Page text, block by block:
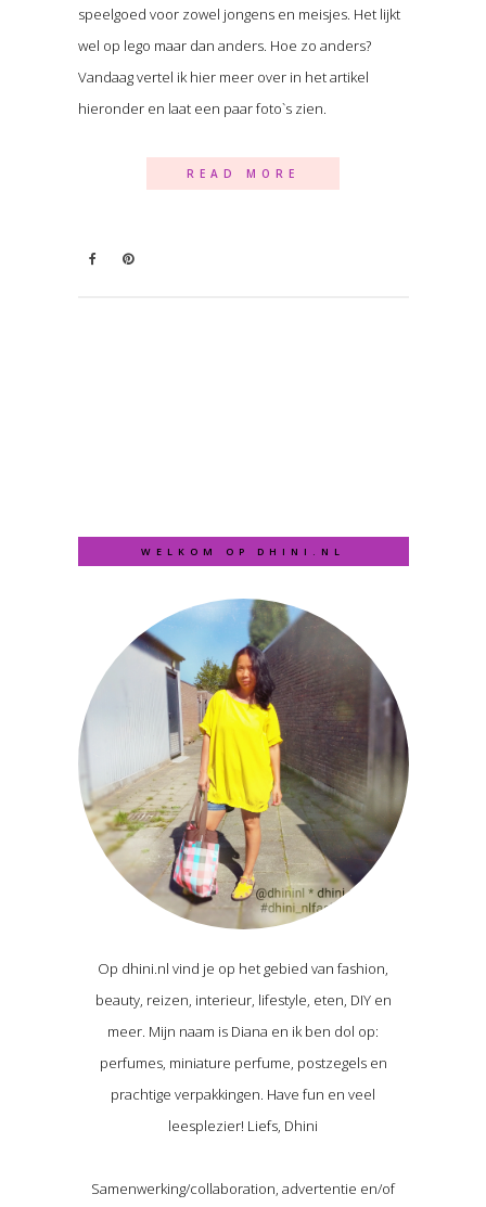
speelgoed voor zowel jongens en meisjes. Het lijkt
wel op lego maar dan anders. Hoe zo anders?
Vandaag vertel ik hier meer over in het artikel
hieronder en laat een paar foto`s zien.
READ MORE
WELKOM OP DHINI.NL
Op dhini.nl vind je op het gebied van fashion,
beauty, reizen, interieur, lifestyle, eten, DIY en
meer. Mijn naam is Diana en ik ben dol op:
perfumes, miniature perfume, postzegels en
prachtige verpakkingen. Have fun en veel
leesplezier! Liefs, Dhini
Samenwerking/collaboration, advertentie en/of